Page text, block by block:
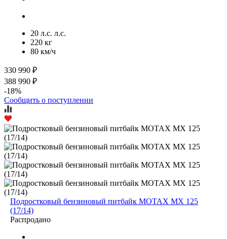
20 л.с. л.с.
220 кг
80 км/ч
330 990 ₽
388 990 ₽
-18%
Сообщить о поступлении
Подростковый бензиновый питбайк MOTAX MX 125
(17/14)
Распродано